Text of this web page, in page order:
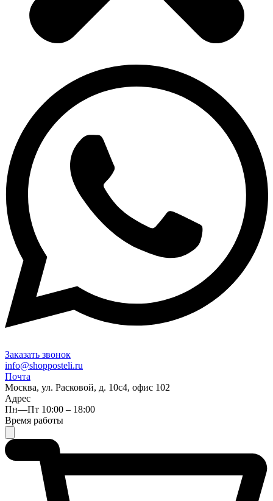
Заказать звонок
info@shopposteli.ru
Почта
Москва, ул. Расковой, д. 10с4, офис 102
Адрес
Пн—Пт 10:00 – 18:00
Время работы